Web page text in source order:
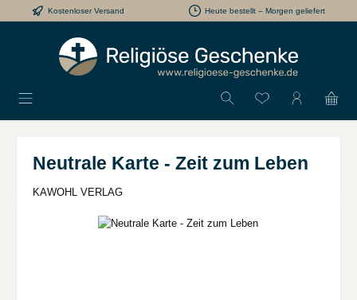
Zum Hauptinhalt springen
Kostenloser Versand Heute bestellt – Morgen geliefert
Du hast 0
Neutrale Karte - Zeit zum Leben
KAWOHL VERLAG
Bildergalerie überspringen